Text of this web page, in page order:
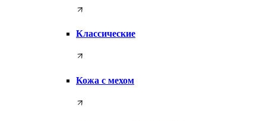
Классические
Кожа с мехом